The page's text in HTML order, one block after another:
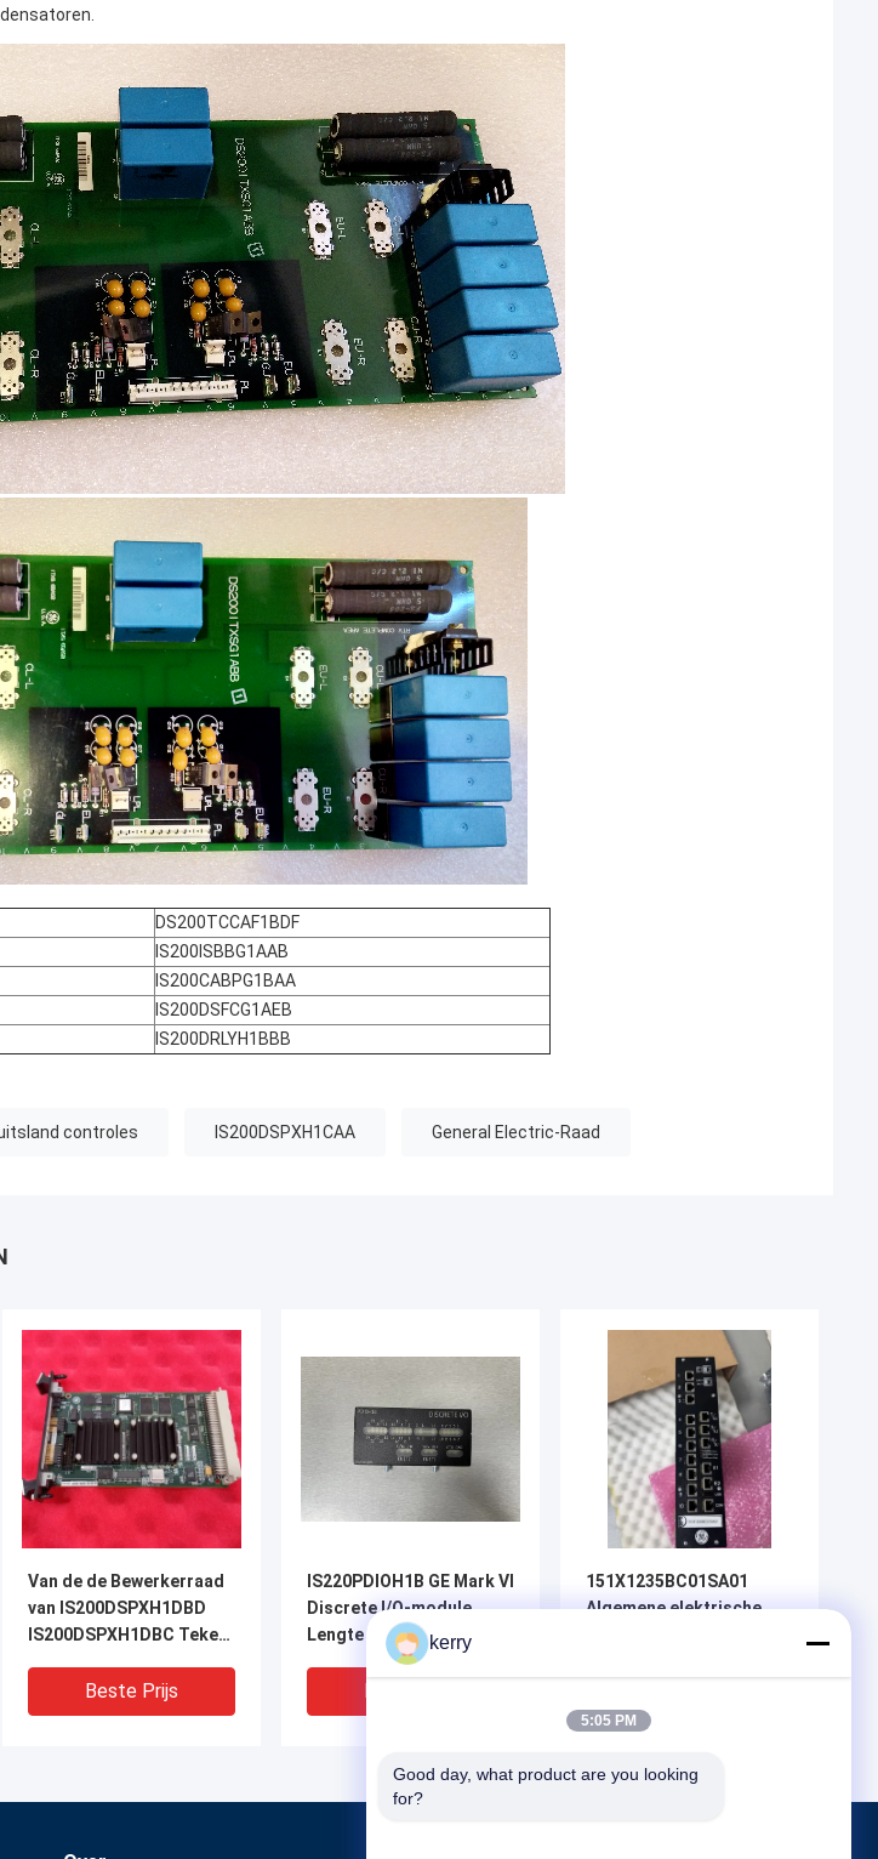
DS200TCCAF1BDF
IS200ISBBG1AAB
IS200CABPG1BAA
IS200DSFCG1AEB
IS200DRLYH1BBB
controles IS200DSPXH1CAA General Electric-Raad
Van de de Bewerkerraad
van IS200DSPXH1DBD
IS200DSPXH1DBC Teken
Beste Prijs
IS220PDIOH1B GE Mark VI
Discrete I/O-module
Lengte 330 mm
Beste Prijs
151X1235BC01SA01
Algemene elektrische
kerry
5:05 PM
Good day, what product are you looking
for?